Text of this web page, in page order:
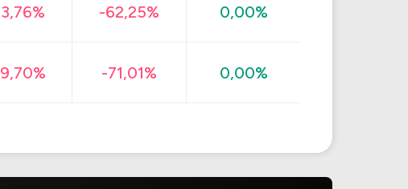
-62,25% 0,00%
-71,01% 0,00%